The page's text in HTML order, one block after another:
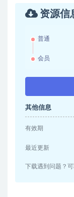
资源信
普通
会员
其他信息
有效期
最近更新
下载遇到问题？